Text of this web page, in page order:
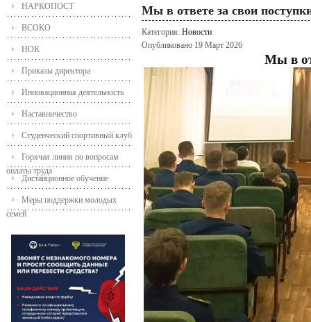
НАРКОПОСТ
ВСОКО
НОК
Приказы директора
Инновационная деятельность
Наставничество
Студенческий спортивный клуб
Горячая линия по вопросам
оплаты труда
Дистанционное обучение
Меры поддержки молодых
семей
Мы в ответе за свои
Категория: Новости
Опубликовано 19 Март 2026
Мы в